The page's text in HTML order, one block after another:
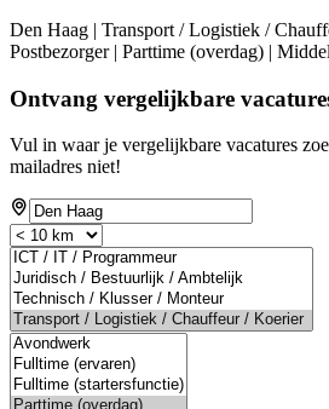
Den Haag | Transport / Logistiek /
Postbezorger | Parttime (overdag) |
Ontvang vergelijkbare
Vul in waar je vergelijkbare vacatures
mailadres niet!